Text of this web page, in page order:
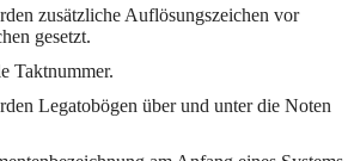
zusätzliche Auflösungszeichen vor
gesetzt.
Taktnummer.
Legatobögen über und unter die Noten